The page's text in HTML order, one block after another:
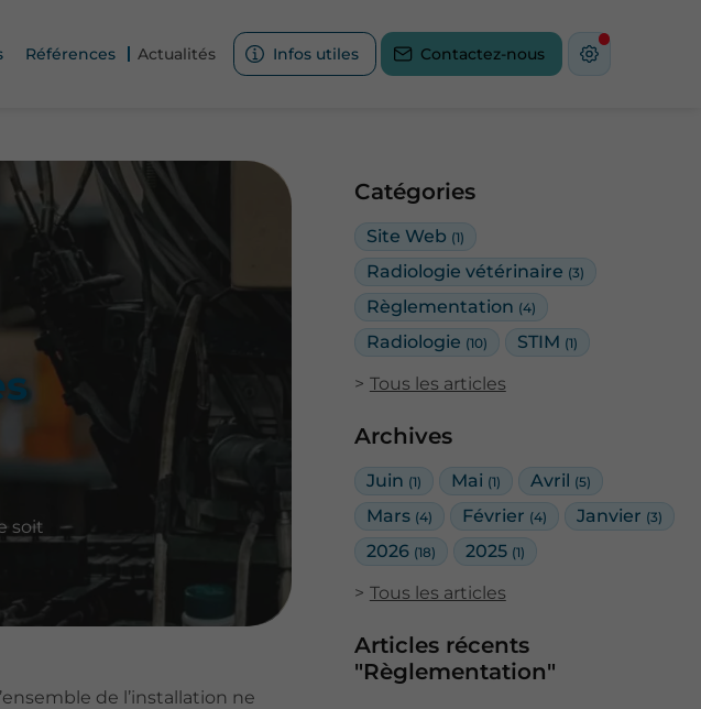
Références Actualités Infos utiles Contactez-nous
Catégories
Site Web (1)
Radiologie vétérinaire (3)
Règlementation (4)
Radiologie (10) STIM (1)
Tous les articles
Archives
Juin (1) Mai (1) Avril (5)
Mars (4) Février (4) Janvier (3)
2026 (18) 2025 (1)
Tous les articles
Articles récents
"Règlementation"
soit
de l’installation ne